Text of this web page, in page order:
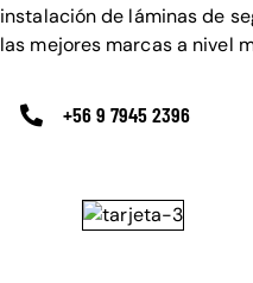
instalación de láminas de
las mejores marcas a nivel
+56 9 7945 2396